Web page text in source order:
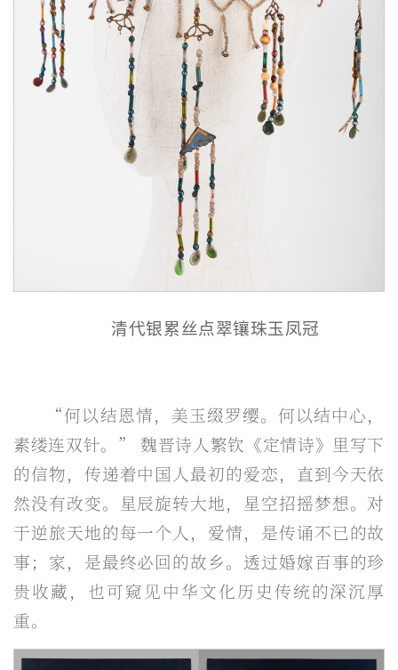
清代银累丝点翠镶珠玉凤冠
“何以结恩情，美玉缀罗缨。何以结中心，
素缕连双针。” 魏晋诗人繁钦《定情诗》里写下
的信物，传递着中国人最初的爱恋，直到今天依
然没有改变。星辰旋转大地，星空招摇梦想。对
于逆旅天地的每一个人，爱情，是传诵不已的故
事；家，是最终必回的故乡。透过婚嫁百事的珍
贵收藏，也可窥见中华文化历史传统的深沉厚
重。